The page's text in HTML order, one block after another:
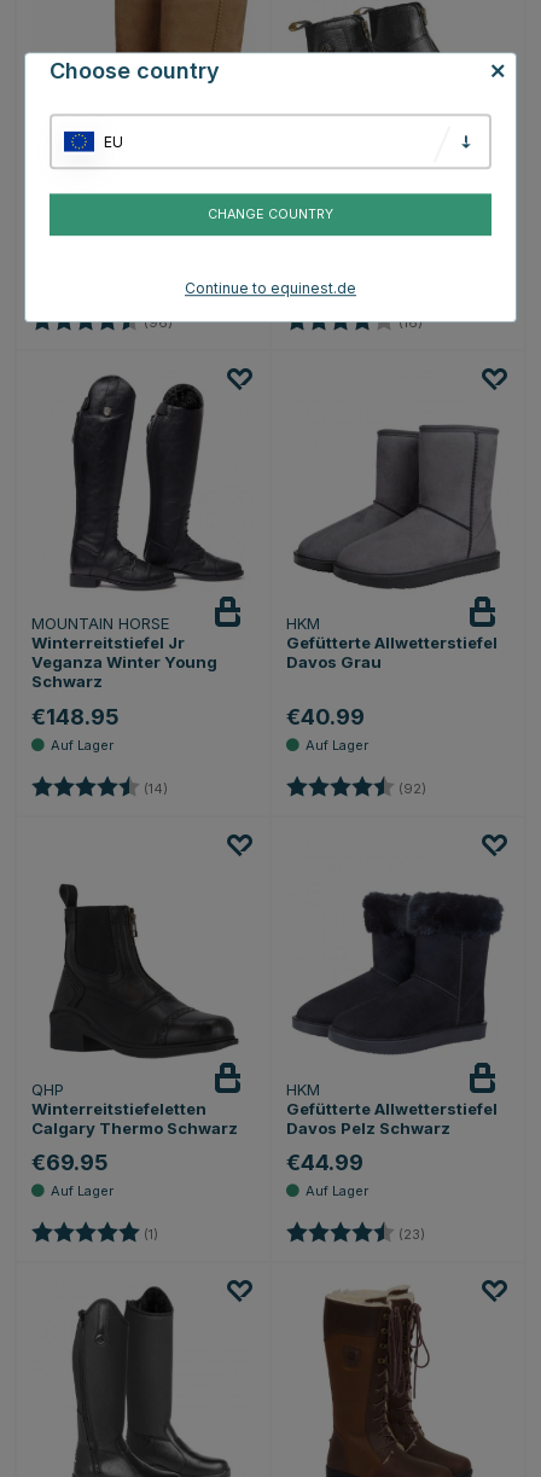
Gefütterte Allwetterstiefel
Bewertung: (96)4.6 von 5 Sternen
Reitstiefeletten Arctica
Zip Paddock Schwarz
Bewertung: (16)4.0 von 5
MOUNTAIN HORSE
Winterreitstiefel Jr
Veganza Winter Young
Schwarz
€148.95
Bewertung: (14) 4.4 von 5 Sternen
HKM
Gefütterte Allwetterstiefel
Davos Grau
€40.99
Bewertung: (92)
QHP
Winterreitstiefeletten
Calgary Thermo Schwarz
€69.95
Bewertung: (1)
HKM
Gefütterte Allwetterstiefel
Davos Pelz Schwarz
€44.99
Bewertung: (23)
Choose country
EU
CHANGE COUNTRY
Continue to equinest.de